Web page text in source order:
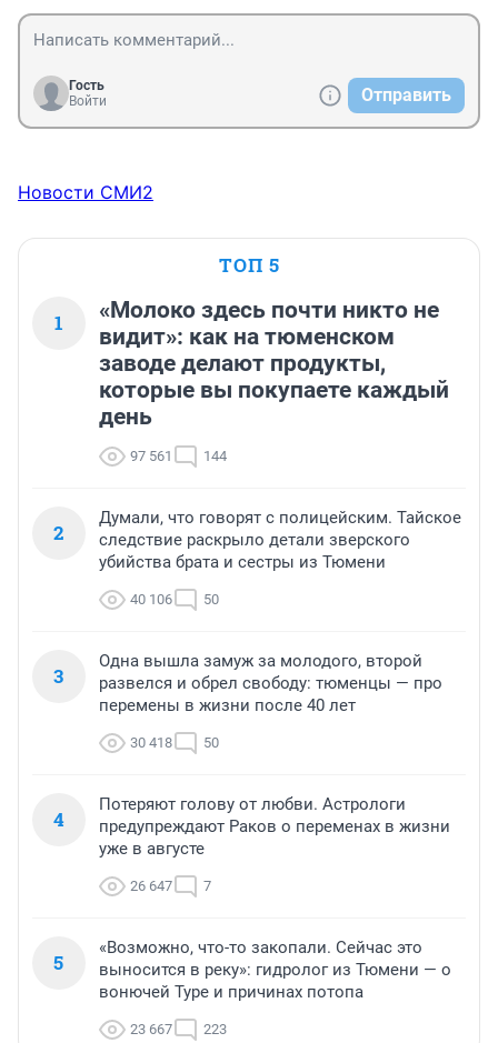
Гость
Войти
Отправить
Новости СМИ2
ТОП 5
1
«Молоко здесь почти никто не
видит»: как на тюменском
заводе делают продукты,
которые вы покупаете каждый
день
97 561 144
2
Думали, что говорят с полицейским. Тайское
следствие раскрыло детали зверского
убийства брата и сестры из Тюмени
40 106 50
3
Одна вышла замуж за молодого, второй
развелся и обрел свободу: тюменцы — про
перемены в жизни после 40 лет
30 418 50
4
Потеряют голову от любви. Астрологи
предупреждают Раков о переменах в жизни
уже в августе
26 647 7
5
«Возможно, что-то закопали. Сейчас это
выносится в реку»: гидролог из Тюмени — о
вонючей Туре и причинах потопа
23 667 223